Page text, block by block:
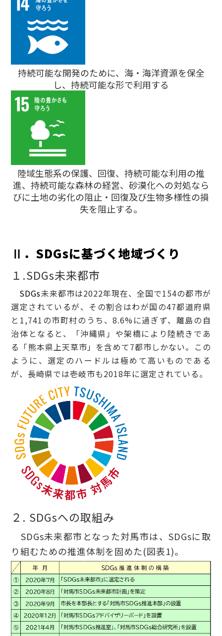
持続可能な開発のために、海・海洋資源を保全
し、持続可能な形で利用する
陸域生態系の保護、回復、持続可能な利用の推
進、持続可能な森林の経営、砂漠化への対処なら
びに土地の劣化の阻止・回復及び生物多様性の損
失を阻止する。
Ⅱ．SDGsに基づく地域づくり
１.SDGs未来都市
SDGs未来都市は2022年現在、全国で154の都市が
選定されているが、その割合はわが国の47都道府県
と1,741の市町村のうち、8.6%に過ぎず、離島の自
治体となると、「沖縄県」や架橋により陸続きであ
る「熊本県上天草市」を含めて7都市しかない。この
ように、選定のハードルは極めて高いものである
が、長崎県では壱岐市も2018年に選定されている。
２. SDGsへの取組み
SDGs未来都市となった対馬市は、SDGsに取
り組むための推進体制を固めた(図表1)。